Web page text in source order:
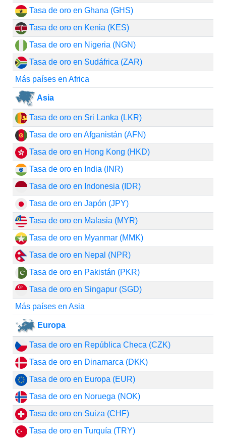
Tasa de oro en Ghana (GHS)
Tasa de oro en Kenia (KES)
Tasa de oro en Nigeria (NGN)
Tasa de oro en Sudáfrica (ZAR)
Más países en Africa
Asia
Tasa de oro en Sri Lanka (LKR)
Tasa de oro en Afganistán (AFN)
Tasa de oro en Hong Kong (HKD)
Tasa de oro en India (INR)
Tasa de oro en Indonesia (IDR)
Tasa de oro en Japón (JPY)
Tasa de oro en Malasia (MYR)
Tasa de oro en Myanmar (MMK)
Tasa de oro en Nepal (NPR)
Tasa de oro en Pakistán (PKR)
Tasa de oro en Singapur (SGD)
Más países en Asia
Europa
Tasa de oro en República Checa (CZK)
Tasa de oro en Dinamarca (DKK)
Tasa de oro en Europa (EUR)
Tasa de oro en Noruega (NOK)
Tasa de oro en Suiza (CHF)
Tasa de oro en Turquía (TRY)